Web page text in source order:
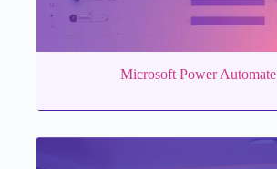
Microsoft Power Automate